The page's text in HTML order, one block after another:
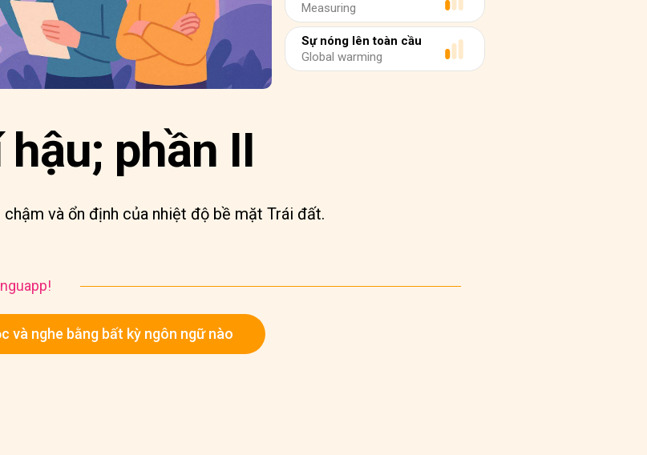
Measuring
Sự nóng lên toàn cầu
Global warming
phần II
và ổn định của nhiệt độ bề mặt Trái đất.
và nghe bằng bất kỳ ngôn ngữ nào